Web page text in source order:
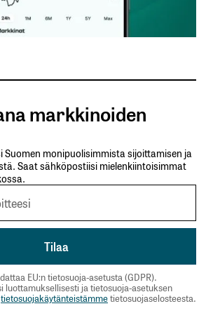
uutiskirje
markkinoiden
Suomen monipuolisimmista sijoittamisen ja
Saat sähköpostiisi mielenkiintoisimmat
EU:n tietosuoja-asetusta (GDPR).
luottamuksellisesti ja tietosuoja-asetuksen
tietosuojakäytänteistämmetietosuojaselosteesta.